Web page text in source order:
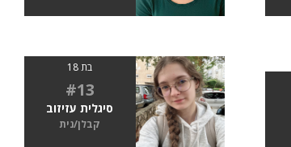
בת 18
#13
סיגלית עזיזוב
קבלן/נית